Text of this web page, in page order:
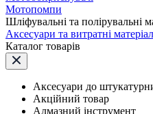
Мотопомпи
Шліфувальні та полірувальні
Аксесуари та витратні
Каталог товарів
Аксесуари до
Акційний товар
Алмазний інструмент